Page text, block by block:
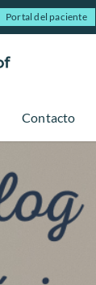
Portal del paciente
Contacto